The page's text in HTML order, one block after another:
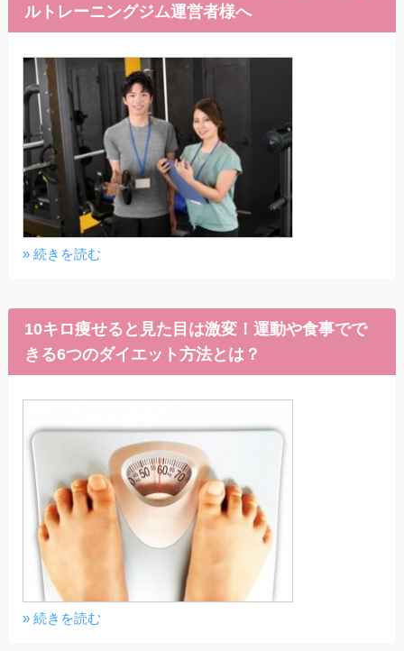
ルトレーニングジム運営者様へ
» 続きを読む
10キロ痩せると見た目は激変！運動や食事でで
きる6つのダイエット方法とは？
» 続きを読む